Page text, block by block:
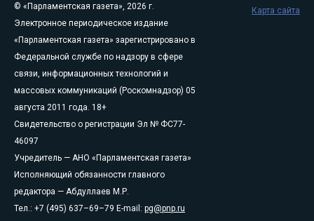
© «Парламентская газета», 2026 г.
Электронное периодическое издание
«Парламентская газета» зарегистрировано в
Федеральной службе по надзору в сфере
связи, информационных технологий и
массовых коммуникаций (Роскомнадзор) 05
августа 2011 года. 18+
Свидетельство о регистрации Эл № ФС77-
46097
Учредитель — АНО «Парламентская газета»
Исполняющий обязанности главного
редактора — Абдуллаев М.Р.
Тел.: +7 (495) 637–69–79 E-mail: pg@pnp.ru
Карта сайта